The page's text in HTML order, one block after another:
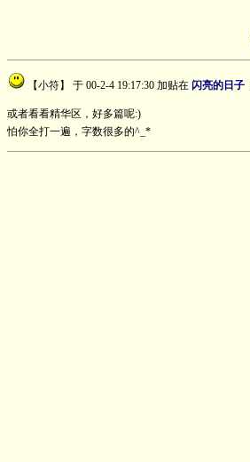
【小符】 于 00-2-4 19:17:30 加贴在 闪亮的日子
或者看看精华区，好多篇呢:)
怕你全打一遍，字数很多的^_*